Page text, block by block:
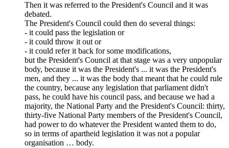
Then it was referred to the President's Council and it was
debated.
The President's Council could then do several things:
- it could pass the legislation or
- it could throw it out or
- it could refer it back for some modifications,
but the President's Council at that stage was a very unpopular
body, because it was the President's ... it was the President's
men, and they ... it was the body that meant that he could rule
the country, because any legislation that parliament didn't
pass, he could have his council pass, and because we had a
majority, the National Party and the President's Council: thirty,
thirty-five National Party members of the President's Council,
had power to do whatever the President wanted them to do,
so in terms of apartheid legislation it was not a popular
organisation … body.